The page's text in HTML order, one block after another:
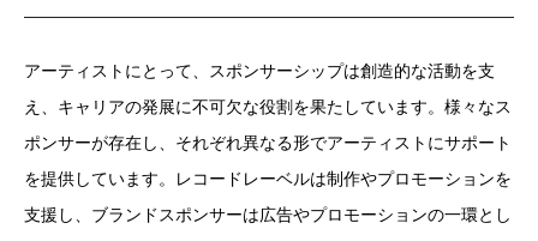
アーティストにとって、スポンサーシップは創造的な活動を支
え、キャリアの発展に不可欠な役割を果たしています。様々なス
ポンサーが存在し、それぞれ異なる形でアーティストにサポート
を提供しています。レコードレーベルは制作やプロモーションを
支援し、ブランドスポンサーは広告やプロモーションの一環とし